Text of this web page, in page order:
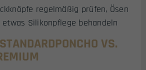
regelmäßig prüfen, Ösen
Silikonpflege behandeln
VS.